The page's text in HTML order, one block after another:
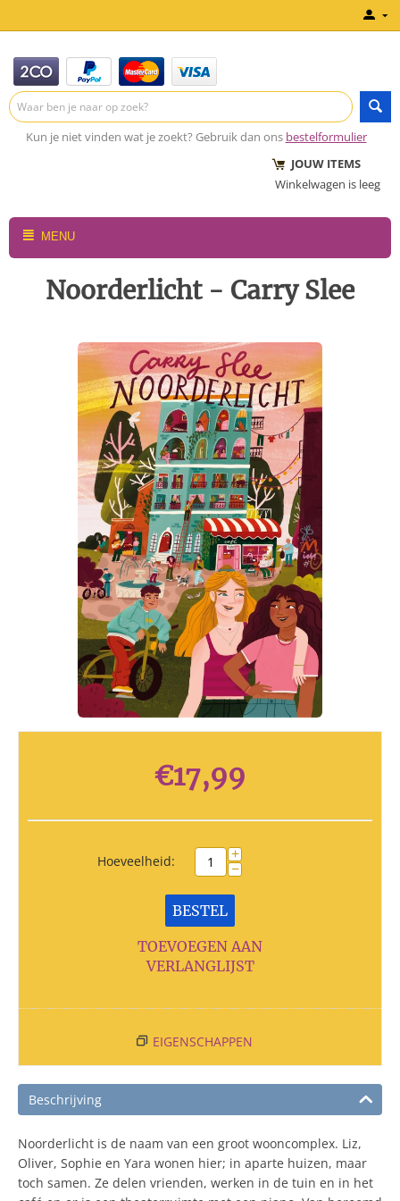
Kun je niet vinden wat je zoekt? Gebruik dan ons bestelformulier
JOUW ITEMS
Winkelwagen is leeg
MENU
Noorderlicht - Carry Slee
€17,99
Hoeveelheid: +
−
BESTEL
TOEVOEGEN AAN
VERLANGLIJST
EIGENSCHAPPEN
Beschrijving
Noorderlicht is de naam van een groot wooncomplex. Liz,
Oliver, Sophie en Yara wonen hier; in aparte huizen, maar
toch samen. Ze delen vrienden, werken in de tuin en in het